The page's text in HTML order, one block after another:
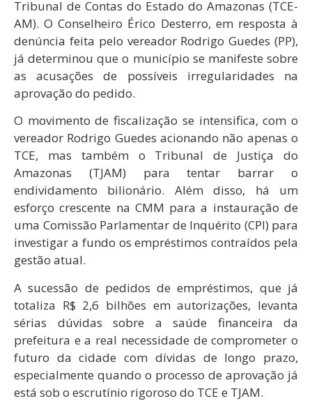
Tribunal de Contas do Estado do Amazonas (TCE-
AM). O Conselheiro Érico Desterro, em resposta à
denúncia feita pelo vereador Rodrigo Guedes (PP),
já determinou que o município se manifeste sobre
as acusações de possíveis irregularidades na
aprovação do pedido.
O movimento de fiscalização se intensifica, com o
vereador Rodrigo Guedes acionando não apenas o
TCE, mas também o Tribunal de Justiça do
Amazonas (TJAM) para tentar barrar o
endividamento bilionário. Além disso, há um
esforço crescente na CMM para a instauração de
uma Comissão Parlamentar de Inquérito (CPI) para
investigar a fundo os empréstimos contraídos pela
gestão atual.
A sucessão de pedidos de empréstimos, que já
totaliza R$ 2,6 bilhões em autorizações, levanta
sérias dúvidas sobre a saúde financeira da
prefeitura e a real necessidade de comprometer o
futuro da cidade com dívidas de longo prazo,
especialmente quando o processo de aprovação já
está sob o escrutínio rigoroso do TCE e TJAM.